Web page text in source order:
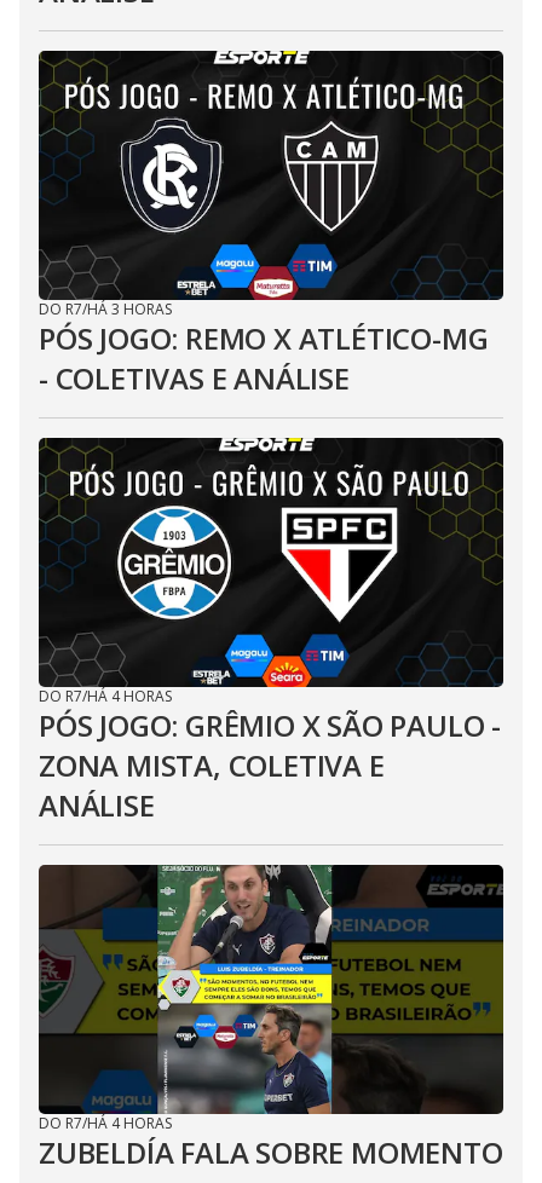
DO R7/HÁ 3 HORAS
PÓS JOGO: REMO X ATLÉTICO-MG
- COLETIVAS E ANÁLISE
DO R7/HÁ 4 HORAS
PÓS JOGO: GRÊMIO X SÃO PAULO -
ZONA MISTA, COLETIVA E
ANÁLISE
DO R7/HÁ 4 HORAS
ZUBELDÍA FALA SOBRE MOMENTO